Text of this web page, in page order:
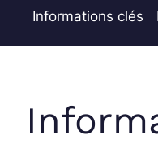
Informations clés